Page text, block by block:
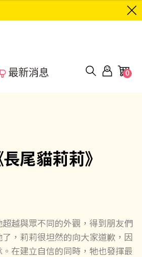
最新消息 0
尾貓莉莉》
越與眾不同的外觀，得到朋友們
，莉莉很坦然的向大家道歉，因
在建立自信的同時，牠也發揮最